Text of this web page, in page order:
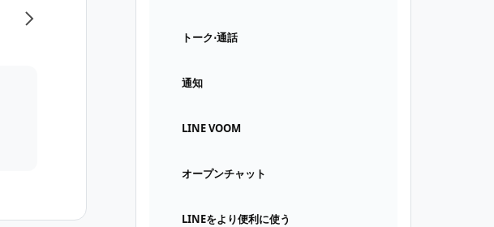
トーク⋅通話
通知
LINE VOOM
オープンチャット
LINEをより便利に使う